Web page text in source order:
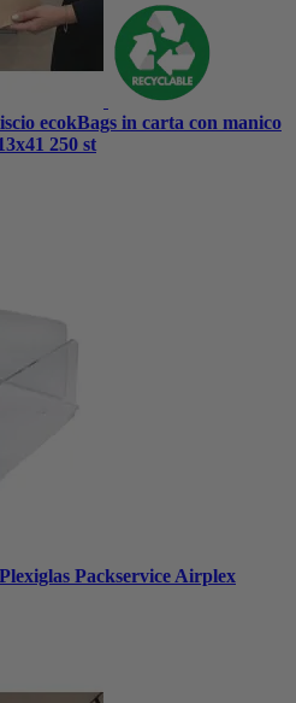
ecokBags in carta con manico
250 st
Packservice Airplex